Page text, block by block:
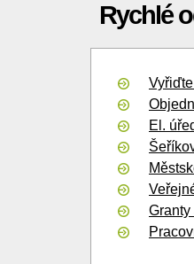
Rychlé
El.
Granty